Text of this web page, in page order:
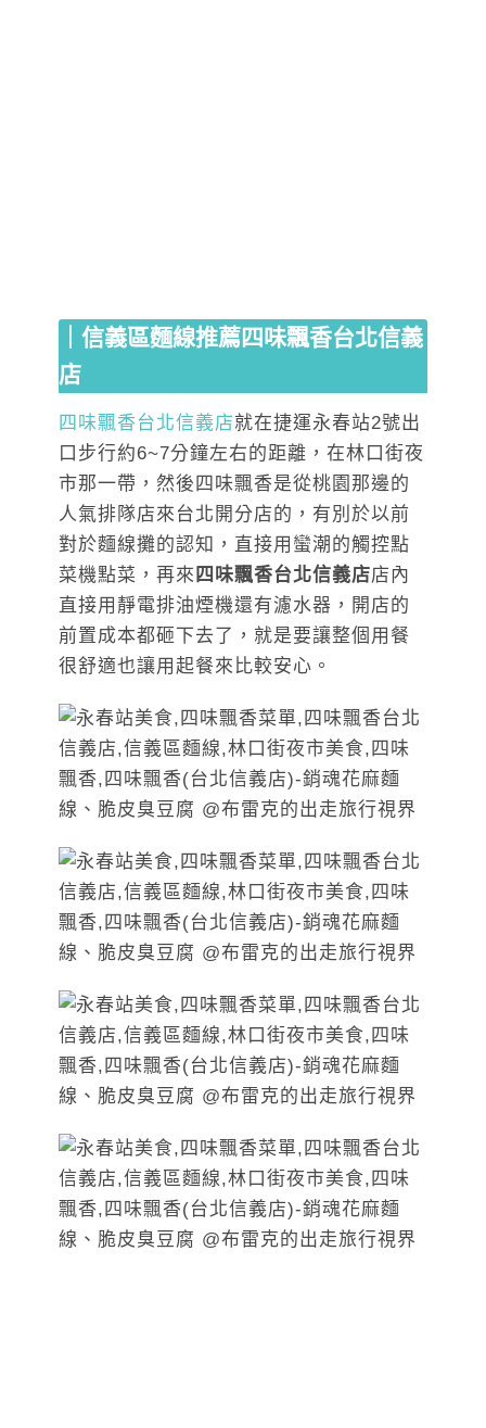
｜信義區麵線推薦四味飄香台北信義
店
四味飄香台北信義店就在捷運永春站2號出
口步行約6~7分鐘左右的距離，在林口街夜
市那一帶，然後四味飄香是從桃園那邊的
人氣排隊店來台北開分店的，有別於以前
對於麵線攤的認知，直接用蠻潮的觸控點
菜機點菜，再來 四味飄香台北信義店店內
直接用靜電排油煙機還有濾水器，開店的
前置成本都砸下去了，就是要讓整個用餐
很舒適也讓用起餐來比較安心。